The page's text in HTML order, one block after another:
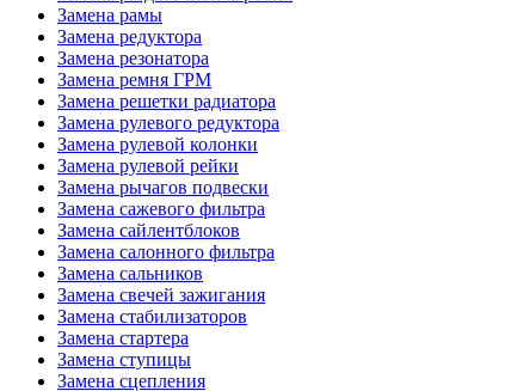
Замена рамы
Замена редуктора
Замена резонатора
Замена ремня ГРМ
Замена решетки радиатора
Замена рулевого редуктора
Замена рулевой колонки
Замена рулевой рейки
Замена рычагов подвески
Замена сажевого фильтра
Замена сайлентблоков
Замена салонного фильтра
Замена сальников
Замена свечей зажигания
Замена стабилизаторов
Замена стартера
Замена ступицы
Замена сцепления